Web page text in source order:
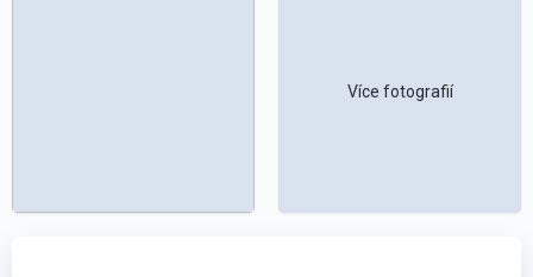
Více fotografií